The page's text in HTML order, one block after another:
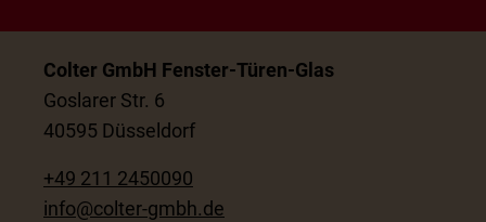
Colter GmbH Fenster-Türen-Glas
Goslarer Str. 6
40595 Düsseldorf
+49 211 2450090
info@colter-gmbh.de